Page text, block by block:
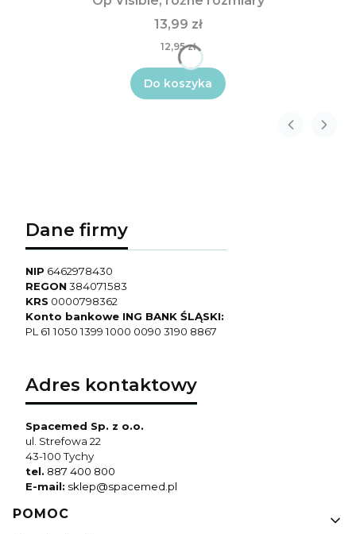
13,99 zł
12,95 zł
Do koszyka
Dane firmy
NIP 6462978430
REGON384071583
KRS 0000798362
Konto bankowe ING BANK ŚLĄSKI:
PL 61 1050 1399 1000 0090 3190 8867
Adres kontaktowy
Spacemed Sp. z o.o.
ul. Strefowa 22
43-100 Tychy
tel. 887 400 800
E-mail: sklep@spacemed.pl
Linki w stopce
POMOC